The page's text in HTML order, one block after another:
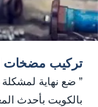
تركيب مضخات
” ضع نهاية
بالكويت بأحدث